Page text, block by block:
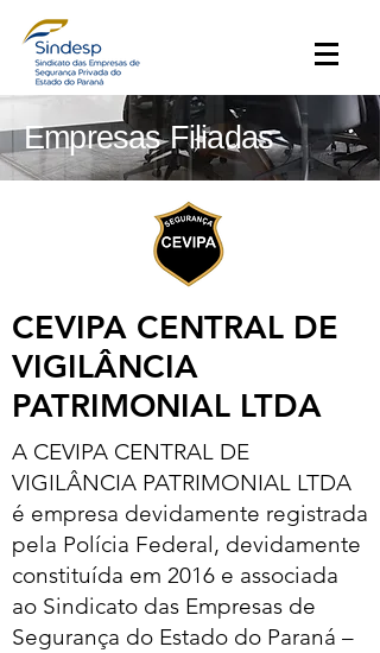
Empresas Filiadas
CEVIPA CENTRAL DE
VIGILÂNCIA
PATRIMONIAL LTDA
A CEVIPA CENTRAL DE
VIGILÂNCIA PATRIMONIAL LTDA
é empresa devidamente registrada
pela Polícia Federal, devidamente
constituída em 2016 e associada
ao Sindicato das Empresas de
Segurança do Estado do Paraná –